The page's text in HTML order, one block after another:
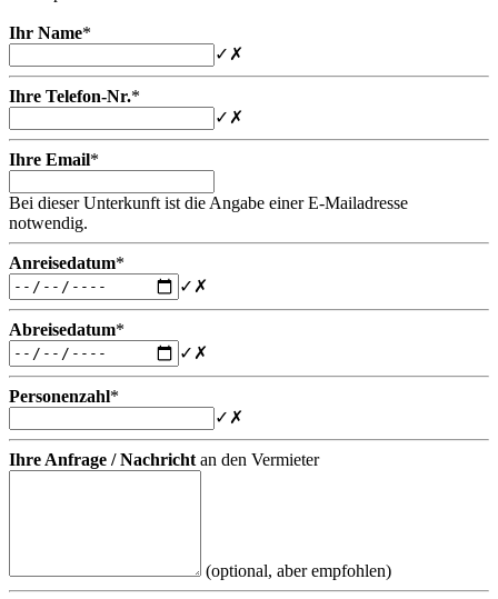
Ihr Name*
✓ ✗
Ihre Telefon-Nr.*
✓ ✗
Ihre Email*
Bei dieser Unterkunft ist die Angabe einer E-Mailadresse
notwendig.
Anreisedatum*
✓ ✗
Abreisedatum*
✓ ✗
Personenzahl*
✓ ✗
Ihre Anfrage / Nachricht an den Vermieter
(optional, aber empfohlen)